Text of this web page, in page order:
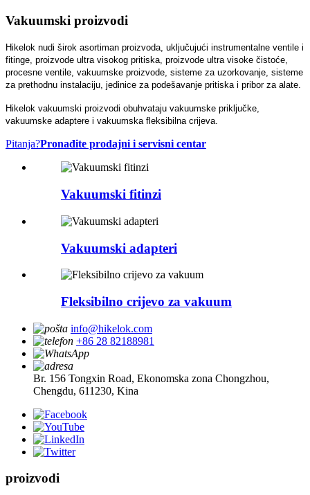
Vakuumski proizvodi
Hikelok nudi širok asortiman proizvoda, uključujući instrumentalne ventile i
fitinge, proizvode ultra visokog pritiska, proizvode ultra visoke čistoće,
procesne ventile, vakuumske proizvode, sisteme za uzorkovanje, sisteme
za prethodnu instalaciju, jedinice za podešavanje pritiska i pribor za alate.
Hikelok vakuumski proizvodi obuhvataju vakuumske priključke,
vakuumske adaptere i vakuumska fleksibilna crijeva.
Pitanja?Pronađite prodajni i servisni centar
Vakuumski fitinzi
Vakuumski adapteri
Fleksibilno crijevo za vakuum
info@hikelok.com
+86 28 82188981
Br. 156 Tongxin Road, Ekonomska zona Chongzhou,
Chengdu, 611230, Kina
proizvodi